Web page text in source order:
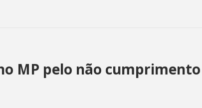
MP pelo não cumprimento